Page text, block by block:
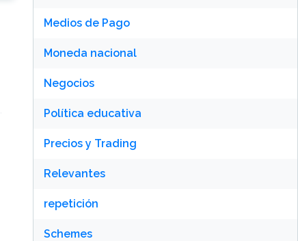
Medios de Pago
Moneda nacional
Negocios
Política educativa
Precios y Trading
Relevantes
repetición
Schemes